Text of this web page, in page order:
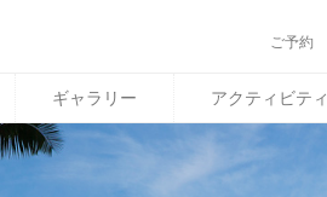
ご予約
ギャラリー アクティビティ